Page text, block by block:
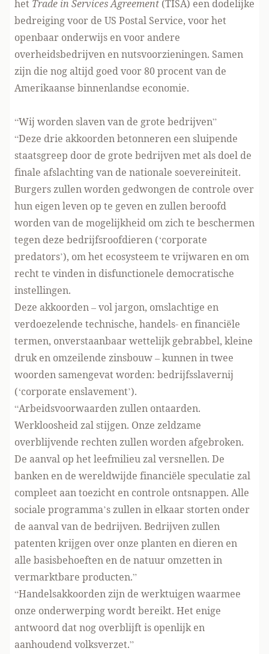
het Trade in Services Agreement (TISA) een dodelijke
bedreiging voor de US Postal Service, voor het
openbaar onderwijs en voor andere
overheidsbedrijven en nutsvoorzieningen. Samen
zijn die nog altijd goed voor 80 procent van de
Amerikaanse binnenlandse economie.
“Wij worden slaven van de grote bedrijven”
“Deze drie akkoorden betonneren een sluipende
staatsgreep door de grote bedrijven met als doel de
finale afslachting van de nationale soevereiniteit.
Burgers zullen worden gedwongen de controle over
hun eigen leven op te geven en zullen beroofd
worden van de mogelijkheid om zich te beschermen
tegen deze bedrijfsroofdieren (‘corporate
predators’), om het ecosysteem te vrijwaren en om
recht te vinden in disfunctionele democratische
instellingen.
Deze akkoorden – vol jargon, omslachtige en
verdoezelende technische, handels- en financiële
termen, onverstaanbaar wettelijk gebrabbel, kleine
druk en omzeilende zinsbouw – kunnen in twee
woorden samengevat worden: bedrijfsslavernij
(‘corporate enslavement’).
“Arbeidsvoorwaarden zullen ontaarden.
Werkloosheid zal stijgen. Onze zeldzame
overblijvende rechten zullen worden afgebroken.
De aanval op het leefmilieu zal versnellen. De
banken en de wereldwijde financiële speculatie zal
compleet aan toezicht en controle ontsnappen. Alle
sociale programma’s zullen in elkaar storten onder
de aanval van de bedrijven. Bedrijven zullen
patenten krijgen over onze planten en dieren en
alle basisbehoeften en de natuur omzetten in
vermarktbare producten.”
“Handelsakkoorden zijn de werktuigen waarmee
onze onderwerping wordt bereikt. Het enige
antwoord dat nog overblijft is openlijk en
aanhoudend volksverzet.”